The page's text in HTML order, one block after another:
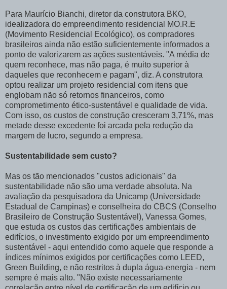
Para Maurício Bianchi, diretor da construtora BKO,
idealizadora do empreendimento residencial MO.R.E
(Movimento Residencial Ecológico), os compradores
brasileiros ainda não estão suficientemente informados a
ponto de valorizarem as ações sustentáveis. "A média de
quem reconhece, mas não paga, é muito superior à
daqueles que reconhecem e pagam", diz. A construtora
optou realizar um projeto residencial com itens que
englobam não só retornos financeiros, como
comprometimento ético-sustentável e qualidade de vida.
Com isso, os custos de construção cresceram 3,71%, mas
metade desse excedente foi arcada pela redução da
margem de lucro, segundo a empresa.
Sustentabilidade sem custo?
Mas os tão mencionados "custos adicionais" da
sustentabilidade não são uma verdade absoluta. Na
avaliação da pesquisadora da Unicamp (Universidade
Estadual de Campinas) e conselheira do CBCS (Conselho
Brasileiro de Construção Sustentável), Vanessa Gomes,
que estuda os custos das certificações ambientais de
edifícios, o investimento exigido por um empreendimento
sustentável - aqui entendido como aquele que responde a
índices mínimos exigidos por certificações como LEED,
Green Building, e não restritos à dupla água-energia - nem
sempre é mais alto. "Não existe necessariamente